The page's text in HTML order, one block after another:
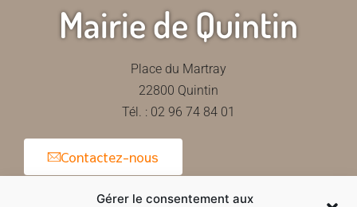
Gérer le consentement aux
Mairie de Quintin
Place du Martray
22800 Quintin
Tél. : 02 96 74 84 01
Contactez-nous